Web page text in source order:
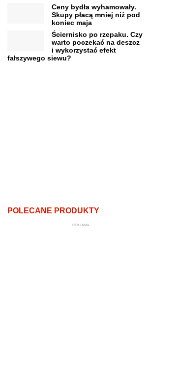
Ceny bydła wyhamowały.
Skupy płacą mniej niż pod
koniec maja
Ściernisko po rzepaku. Czy
warto poczekać na deszcz
i wykorzystać efekt
fałszywego siewu?
POLECANE PRODUKTY
REKLAMA